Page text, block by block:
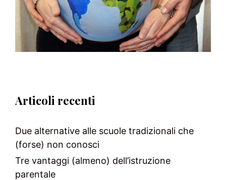
Articoli recenti
Due alternative alle scuole tradizionali che
(forse) non conosci
Tre vantaggi (almeno) dell’istruzione
parentale